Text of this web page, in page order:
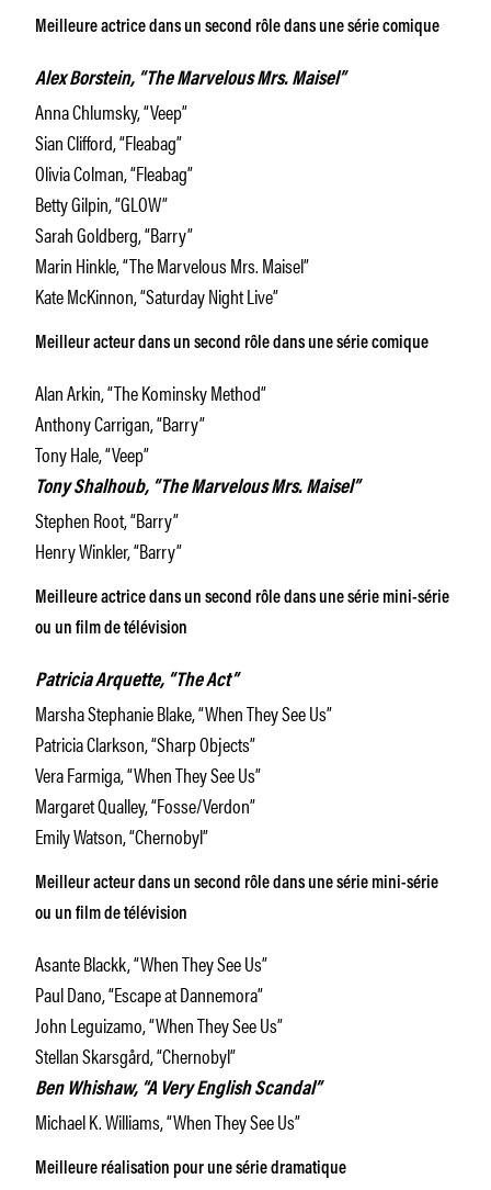
Meilleure actrice dans un second rôle dans une série comique
Alex Borstein, “The Marvelous Mrs. Maisel”
Anna Chlumsky, “Veep”
Sian Clifford, “Fleabag”
Olivia Colman, “Fleabag”
Betty Gilpin, “GLOW”
Sarah Goldberg, “Barry”
Marin Hinkle, “The Marvelous Mrs. Maisel”
Kate McKinnon, “Saturday Night Live”
Meilleur acteur dans un second rôle dans une série comique
Alan Arkin, “The Kominsky Method”
Anthony Carrigan, “Barry”
Tony Hale, “Veep”
Tony Shalhoub, “The Marvelous Mrs. Maisel”
Stephen Root, “Barry”
Henry Winkler, “Barry”
Meilleure actrice dans un second rôle dans une série mini-série
ou un film de télévision
Patricia Arquette, “The Act”
Marsha Stephanie Blake, “When They See Us”
Patricia Clarkson, “Sharp Objects”
Vera Farmiga, “When They See Us”
Margaret Qualley, “Fosse/Verdon”
Emily Watson, “Chernobyl”
Meilleur acteur dans un second rôle dans une série mini-série
ou un film de télévision
Asante Blackk, “When They See Us”
Paul Dano, “Escape at Dannemora”
John Leguizamo, “When They See Us”
Stellan Skarsgård, “Chernobyl”
Ben Whishaw, “A Very English Scandal”
Michael K. Williams, “When They See Us”
Meilleure réalisation pour une série dramatique